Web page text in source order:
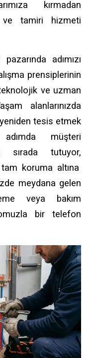
kırmadan
ve tamiri hizmeti
pazarında adımızı
prensiplerinin
ve uzman
alanlarınızda
tesis etmek
müşteri
sırada tutuyor,
tam koruma altına
meydana gelen
veya bakım
bir telefon